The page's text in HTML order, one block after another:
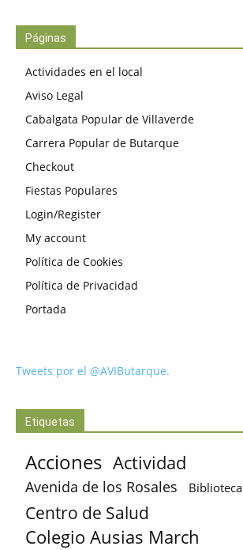
Páginas
Actividades en el local
Aviso Legal
Cabalgata Popular de Villaverde
Carrera Popular de Butarque
Checkout
Fiestas Populares
Login/Register
My account
Política de Cookies
Política de Privacidad
Portada
Tweets por el @AVIButarque.
Etiquetas
Acciones Actividad
Avenida de los Rosales Biblioteca
Centro de Salud
Colegio Ausias March